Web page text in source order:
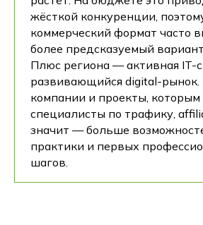
жёсткой конкуренции,
коммерческий формат часто
более предсказуемый
Плюс региона — активная IT-
развивающийся digital-рынок.
компании и проекты,
специалисты по трафику,
значит — больше
практики и первых
шагов.